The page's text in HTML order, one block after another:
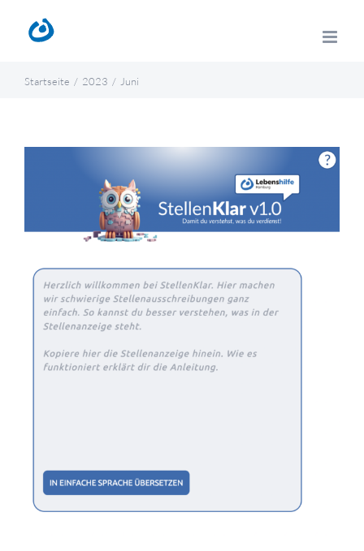
Inhalt
Startseite 2023 Juni